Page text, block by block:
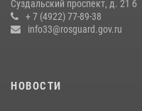
Владимирские Росгвардейцы
проведении «Дня огурца» в
Суздальский проспект, д. 21 б
+ 7 (4922) 77-89-38
info33@rosguard.gov.ru
НОВОСТИ